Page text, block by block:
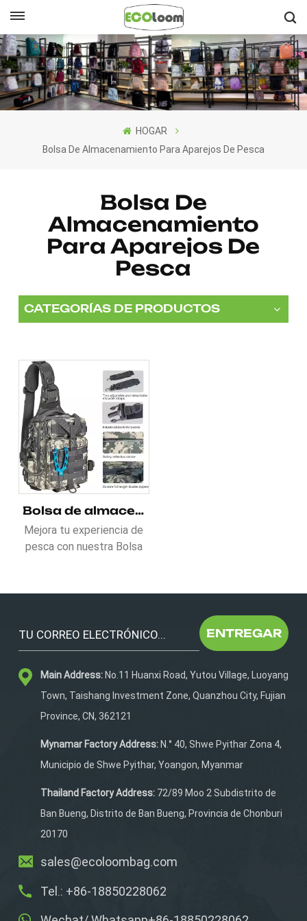
English
Français
Deutsch
HOGAR
Bolsa De Almacenamiento Para Aparejos De Pesca
Bolsa De
Almacenamiento
Para Aparejos De
Pesca
CATEGORÍAS DE PRODUCTOS
Bolsa de almacenamiento de aparejos de pesca para caza y senderismo
Mejora tu experiencia de
pesca con nuestra Bolsa
caza y
tela resistente, tiene una
los entusiastas de las
actividades al aire libre, ya
sea que esté cazando,
océanos, ríos o lagos, este
bolso es su compañero
disfrute de la comodidad
de colores y logotipos
único y personalizar el
equipo de pesca.
ENTREGAR
Main Address:No.11 Huanxi Road, Yutou Village, Luoyang
Town, Taishang Investment Zone, Quanzhou City, Fujian
Province, CN, 362121
Mynamar Factory Address:N.° 40, Shwe Pyithar Zona 4,
Municipio de Shwe Pyithar, Yoangon, Myanmar
Thailand Factory Address:72/89 Moo 2 Subdistrito de
Ban Bueng, Distrito de Ban Bueng, Provincia de Chonburi
20170
sales@ecoloombag.com
Tel.: +86-18850228062